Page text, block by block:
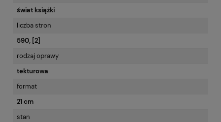
świat książki
liczba stron
590, [2]
rodzaj oprawy
tekturowa
format
21 cm
stan